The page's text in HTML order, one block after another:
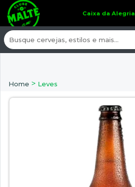
Caixa da Alegria
Home > Leves